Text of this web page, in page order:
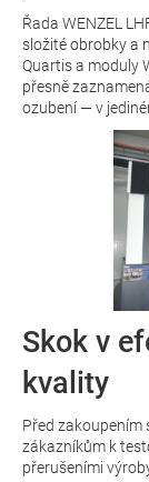
Řada WENZEL
složité obrobky a
Quartis a moduly
přesně
ozubení — v
Skok v
kvality
Před zakoupením
zákazníkům k
přerušeními